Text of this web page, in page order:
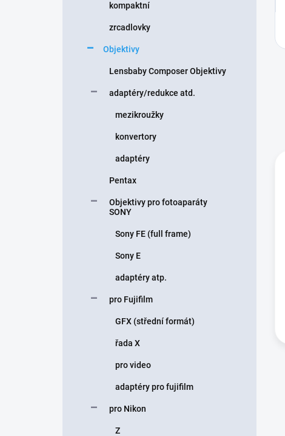
kompaktní
zrcadlovky
Objektivy
Lensbaby Composer Objektivy
adaptéry/redukce atd.
mezikroužky
konvertory
adaptéry
Pentax
Objektivy pro fotoaparáty
SONY
Sony FE (full frame)
Sony E
adaptéry atp.
pro Fujifilm
GFX (střední formát)
řada X
pro video
adaptéry pro fujifilm
pro Nikon
Z